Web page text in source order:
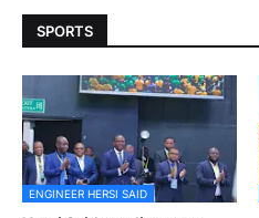
SPORTS
ENGINEER HERSI SAID